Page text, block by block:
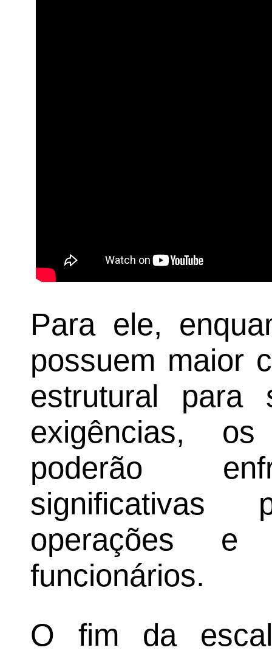
Para ele,
possuem maior
estrutural para
exigências,
poderão
operações
funcionários.
O fim da